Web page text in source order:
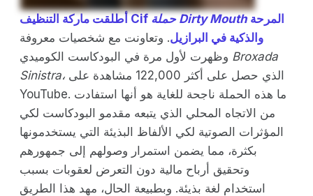
أطلقت ماركة التنظيف Cif حملة Dirty Mouth المرحة
والذكية في البرازيل. وتعاونت مع شخصيات معروفة
Broxada
Sinistra،
YouTube. ما هذه الحملة ناجحة للغاية هو أنها استفادت
من الاتجاه المحلي الذي يتبعه مقدمو البودكاست لكي
المؤثرات الصوتية لكي الألفاظ البذيئة التي يستخدمونها
بكثرة، مما يضمن استمرار وصولهم إلى جمهورهم
وتحقيق أرباح مالية دون التعرض لعقوبات بسبب
استخدام لغة بذيئة. وبطبيعة الحال، مهد هذا الطريق